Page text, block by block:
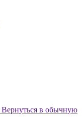
Вернуться в обычную